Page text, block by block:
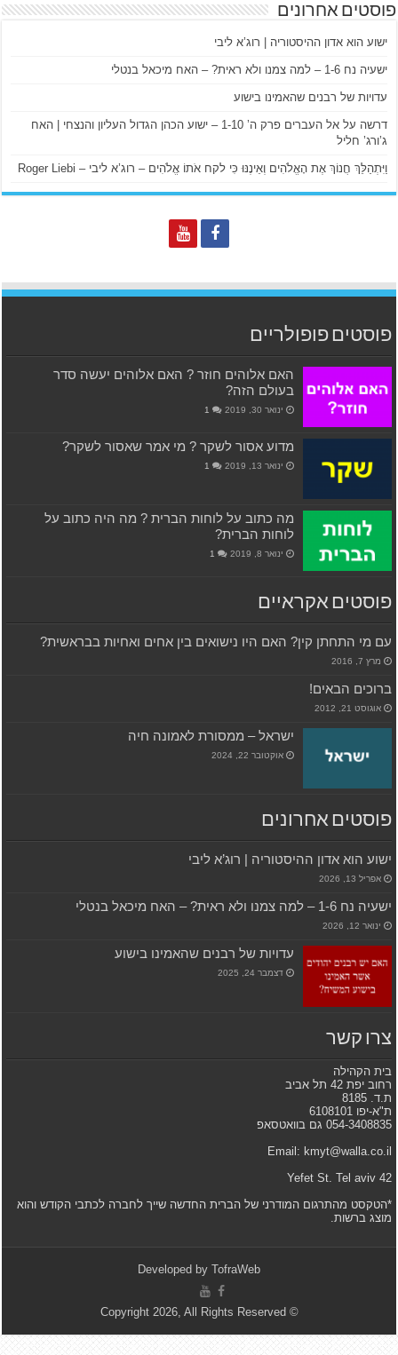
פוסטים אחרונים
ישוע הוא אדון ההיסטוריה | רוג’א ליבי
ישעיה נח 1-6 – למה צמנו ולא ראית? – האח מיכאל בנטלי
עדויות של רבנים שהאמינו בישוע
דרשה על אל העברים פרק ה’ 1-10 – ישוע הכהן הגדול העליון והנצחי | האח
ג’ורג’ חליל
וַיִּתְהַלֵּךְ חֲנוֹךְ אֶת הָאֱלֹהִים וְאֵינֶנּוּ כִּי לקח אֹתוֹ אֱלֹהִים – רוג’א ליבי – Roger Liebi
פוסטים פופולריים
האם אלוהים חוזר ? האם אלוהים יעשה סדר
בעולם הזה?
ינואר 30, 2019 1
מדוע אסור לשקר ? מי אמר שאסור לשקר?
ינואר 13, 2019 1
מה כתוב על לוחות הברית ? מה היה כתוב על
לוחות הברית?
ינואר 8, 2019 1
פוסטים אקראיים
עם מי התחתן קין? האם היו נישואים בין אחים ואחיות בבראשית?
מרץ 7, 2016
ברוכים הבאים!
אוגוסט 21, 2012
ישראל – ממסורת לאמונה חיה
אוקטובר 22, 2024
פוסטים אחרונים
ישוע הוא אדון ההיסטוריה | רוג’א ליבי
אפריל 13, 2026
ישעיה נח 1-6 – למה צמנו ולא ראית? – האח מיכאל בנטלי
ינואר 12, 2026
עדויות של רבנים שהאמינו בישוע
דצמבר 24, 2025
צרו קשר
בית הקהילה
רחוב יפת 42 תל אביב
ת.ד. 8185
ת"א-יפו 6108101
054-3408835 גם בוואטסאפ
Email: kmyt@walla.co.il
42 Yefet St. Tel aviv
*הטקסט מהתרגום המודרני של הברית החדשה שייך לחברה לכתבי הקודש והוא
מוצג ברשות.
Developed by TofraWeb
© Copyright 2026, All Rights Reserved